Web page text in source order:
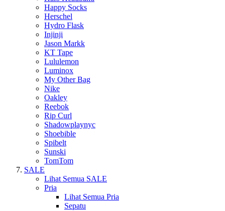
Happy Socks
Herschel
Hydro Flask
Injinji
Jason Markk
KT Tape
Lululemon
Luminox
My Other Bag
Nike
Oakley
Reebok
Rip Curl
Shadowplaynyc
Shoebible
Spibelt
Sunski
TomTom
SALE
Lihat Semua SALE
Pria
Lihat Semua Pria
Sepatu